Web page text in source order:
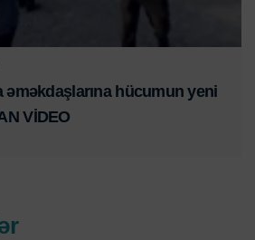
hücumun yeni
VİDEO